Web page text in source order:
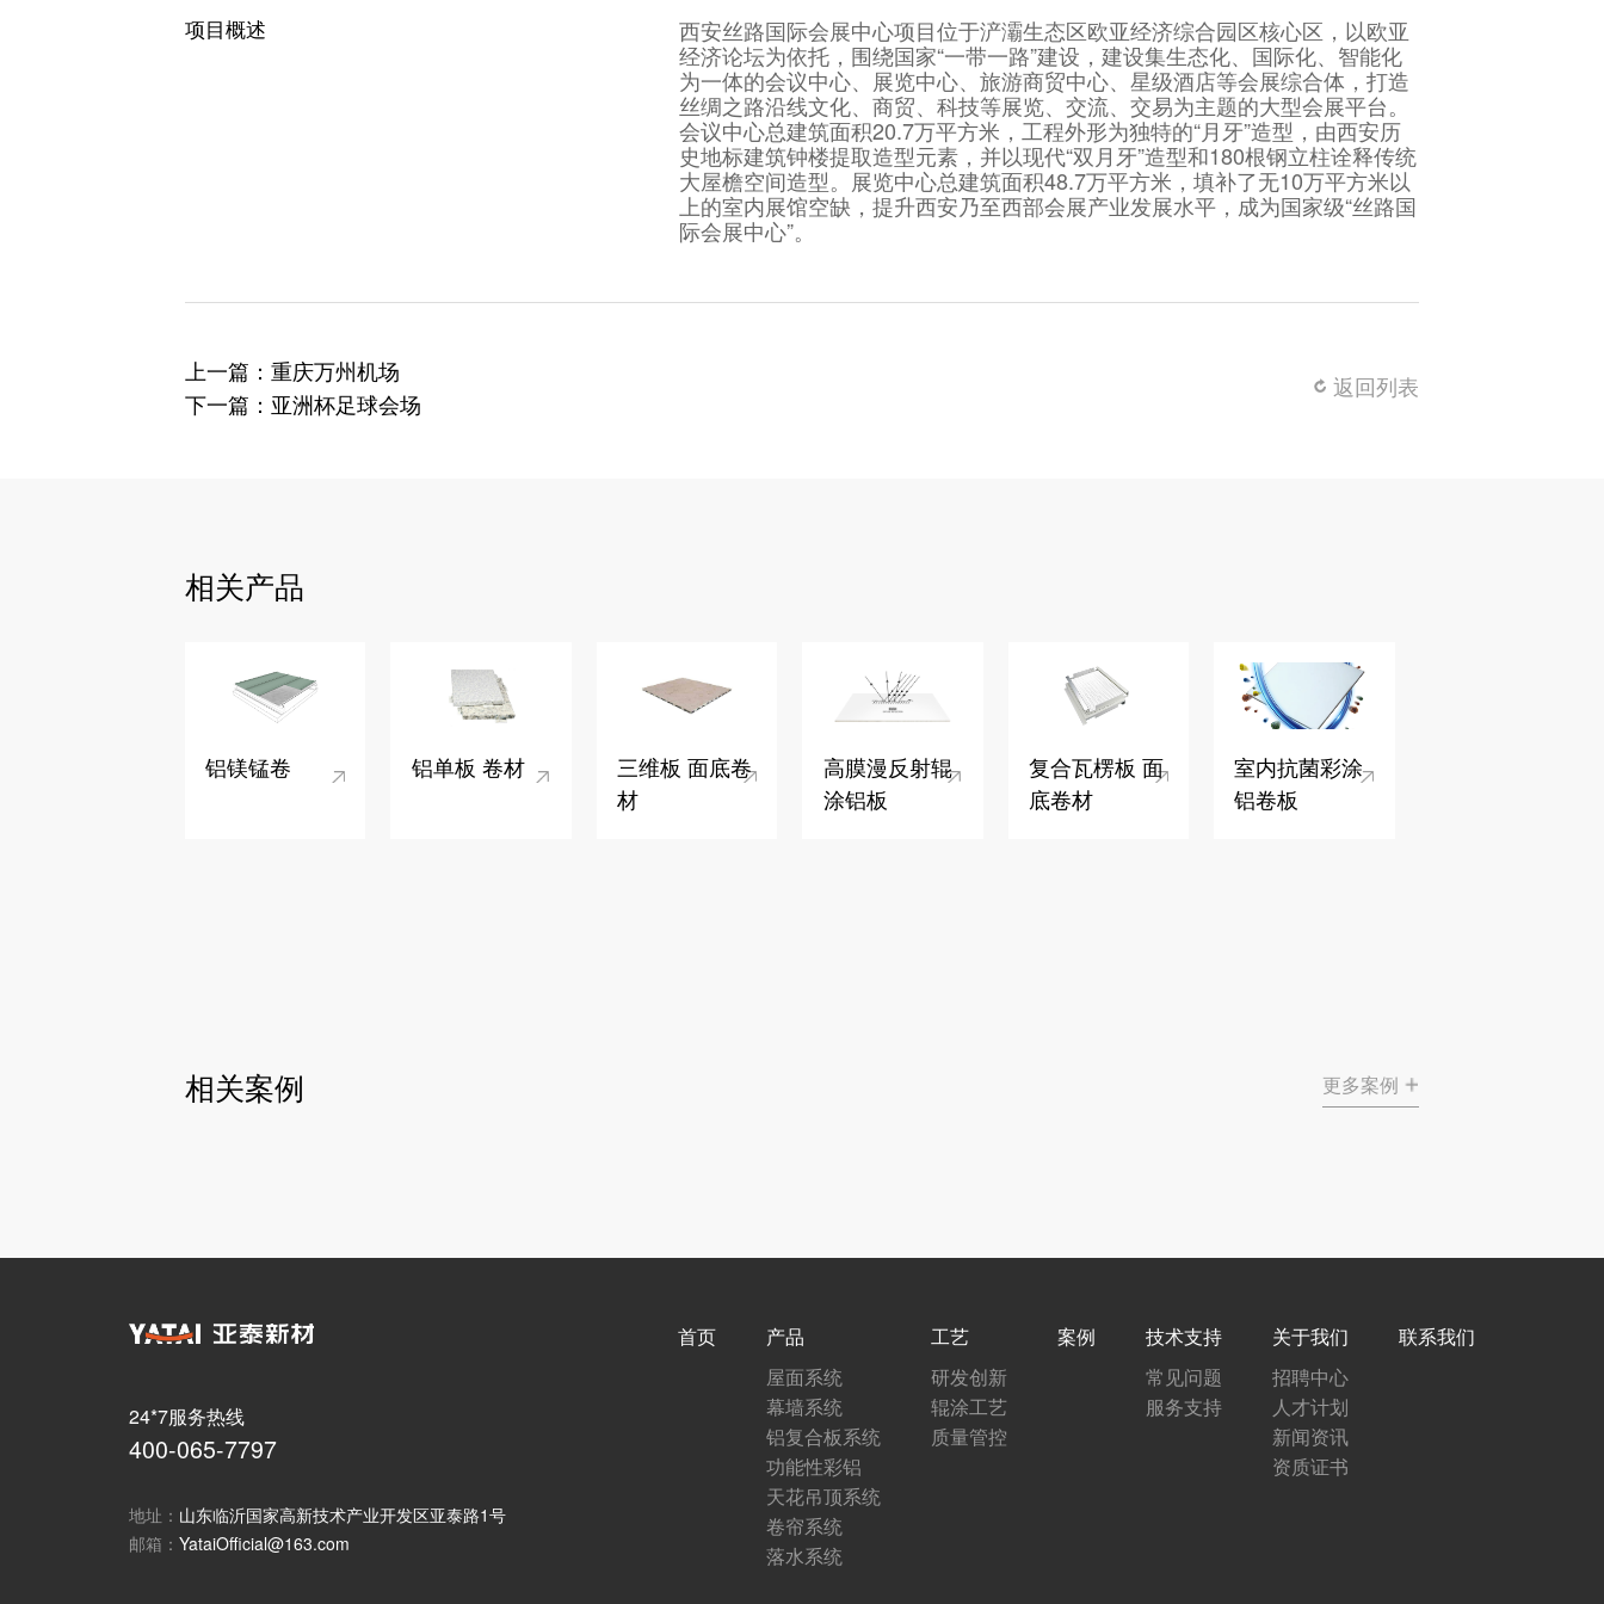
项目概述
西安丝路国际会展中心项目位于浐灞生态区欧亚经济综合园区核心区，以欧亚
经济论坛为依托，围绕国家“一带一路”建设，建设集生态化、国际化、智能化
为一体的会议中心、展览中心、旅游商贸中心、星级酒店等会展综合体，打造
丝绸之路沿线文化、商贸、科技等展览、交流、交易为主题的大型会展平台。
会议中心总建筑面积20.7万平方米，工程外形为独特的“月牙”造型，由西安历
史地标建筑钟楼提取造型元素，并以现代“双月牙”造型和180根钢立柱诠释传统
大屋檐空间造型。展览中心总建筑面积48.7万平方米，填补了无10万平方米以
上的室内展馆空缺，提升西安乃至西部会展产业发展水平，成为国家级“丝路国
际会展中心”。
上一篇：重庆万州机场
下一篇：亚洲杯足球会场
返回列表
相关产品
铝镁锰卷 铝单板 卷材
三维板 面底卷
材
高膜漫反射辊
涂铝板
复合瓦楞板 面
底卷材
室内抗菌彩涂
铝卷板
相关案例 更多案例
24*7服务热线
400-065-7797
地址： 山东临沂国家高新技术产业开发区亚泰路1号
邮箱： YataiOfficial@163.com
首页
产品
屋面系统
幕墙系统
铝复合板系统
功能性彩铝
天花吊顶系统
卷帘系统
落水系统
工艺
研发创新
辊涂工艺
质量管控
案例
技术支持
常见问题
服务支持
关于我们
招聘中心
人才计划
新闻资讯
资质证书
联系我们